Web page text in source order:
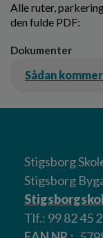
Alle ruter,
den fulde PDF:
Dokumenter
Sådan
Stigsborg
Stigsborg
Tlf.: 99 82 45